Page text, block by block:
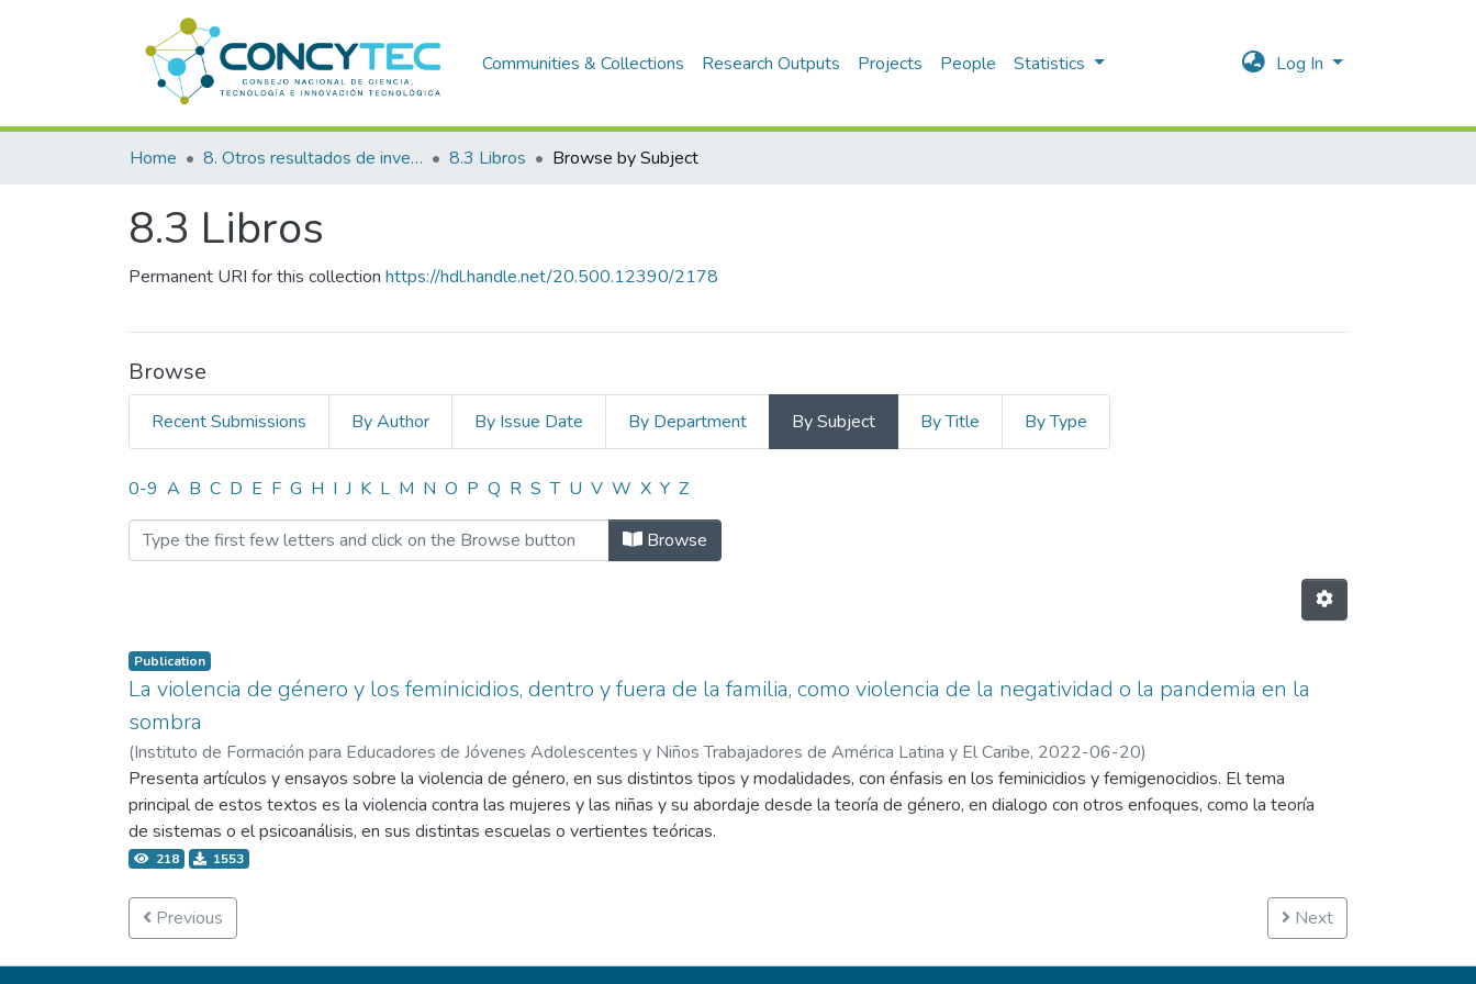
Communities & Collections Research Outputs Projects People Statistics Log In
Home 8. Otros resultados de investigación 8.3 Libros Browse by Subject
8.3 Libros
Permanent URI for this collection https://hdl.handle.net/20.500.12390/2178
Browse
Recent Submissions By Author By Issue Date By Department By Subject By Title By Type
Browsing 8.3 Libros by Subject "Estudios sociológicos"
0-9 A B C D E F G H I J K L M N O P Q R S T U V W X Y Z
Browse
Publication
La violencia de género y los feminicidios, dentro y fuera de la familia, como violencia de la negatividad o la pandemia en la
sombra
(Instituto de Formación para Educadores de Jóvenes Adolescentes y Niños Trabajadores de América Latina y El Caribe, 2022-06-20)
Manrique Guzmán, Arturo Octavio
Presenta artículos y ensayos sobre la violencia de género, en sus distintos tipos y modalidades, con énfasis en los feminicidios y femigenocidios. El tema
principal de estos textos es la violencia contra las mujeres y las niñas y su abordaje desde la teoría de género, en dialogo con otros enfoques, como la teoría
de sistemas o el psicoanálisis, en sus distintas escuelas o vertientes teóricas.
218 1553
Previous Next